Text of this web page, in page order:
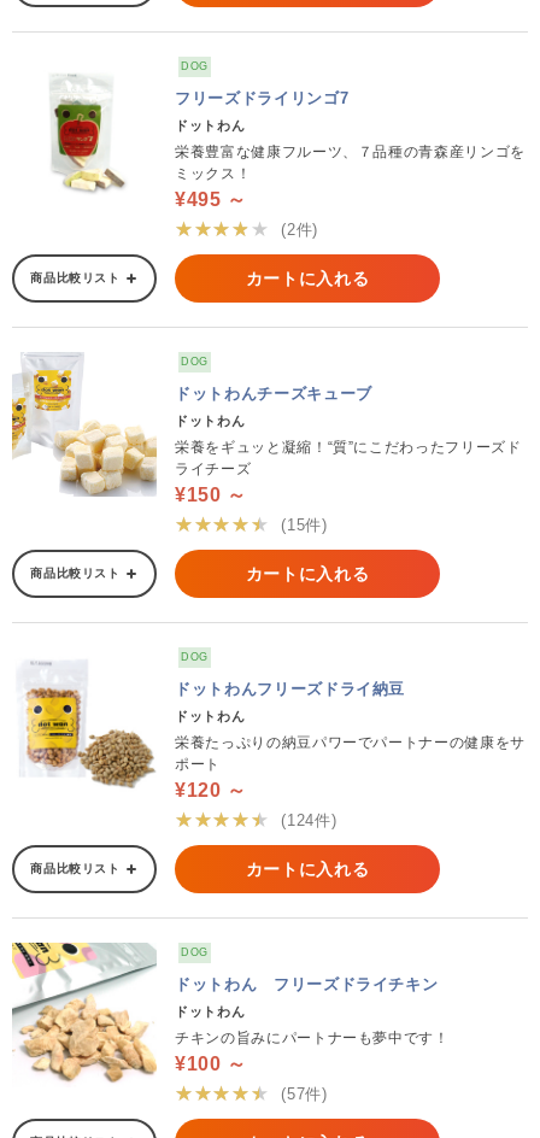
DOG
フリーズドライリンゴ7
ドットわん
栄養豊富な健康フルーツ、７品種の青森産リンゴを
ミックス！
¥495 ～
★★★★★
(2件)
商品比較リスト カートに入れる
DOG
ドットわんチーズキューブ
ドットわん
栄養をギュッと凝縮！“質”にこだわったフリーズド
ライチーズ
¥150 ～
★★★★★
(15件)
商品比較リスト カートに入れる
DOG
ドットわんフリーズドライ納豆
ドットわん
栄養たっぷりの納豆パワーでパートナーの健康をサ
ポート
¥120 ～
★★★★★
(124件)
商品比較リスト カートに入れる
DOG
ドットわん フリーズドライチキン
ドットわん
チキンの旨みにパートナーも夢中です！
¥100 ～
★★★★★
(57件)